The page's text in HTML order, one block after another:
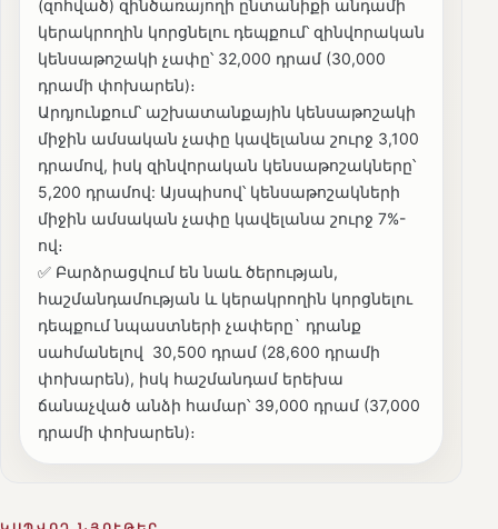
(զոհված) զինծառայողի ընտանիքի անդամի
կերակրողին կորցնելու դեպքում՝ զինվորական
կենսաթոշակի չափը՝ 32,000 դրամ (30,000
դրամի փոխարեն)։
Արդյունքում՝ աշխատանքային կենսաթոշակի
միջին ամսական չափը կավելանա շուրջ 3,100
դրամով, իսկ զինվորական կենսաթոշակները՝
5,200 դրամով: Այսպիսով՝ կենսաթոշակների
միջին ամսական չափը կավելանա շուրջ 7%-
ով։
✅ Բարձրացվում են նաև ծերության,
հաշմանդամության և կերակրողին կորցնելու
դեպքում նպաստների չափերը` դրանք
սահմանելով 30,500 դրամ (28,600 դրամի
փոխարեն), իսկ հաշմանդամ երեխա
ճանաչված անձի համար՝ 39,000 դրամ (37,000
դրամի փոխարեն)։